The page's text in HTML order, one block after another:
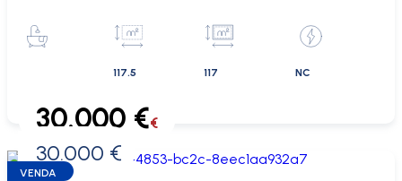
117.5 117 NC
0 €
30.000 €€
30.000 €
VENDA